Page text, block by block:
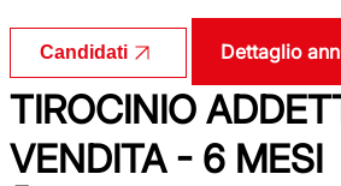
Candidati Dettaglio
TIROCINIO
VENDITA - 6 MESI